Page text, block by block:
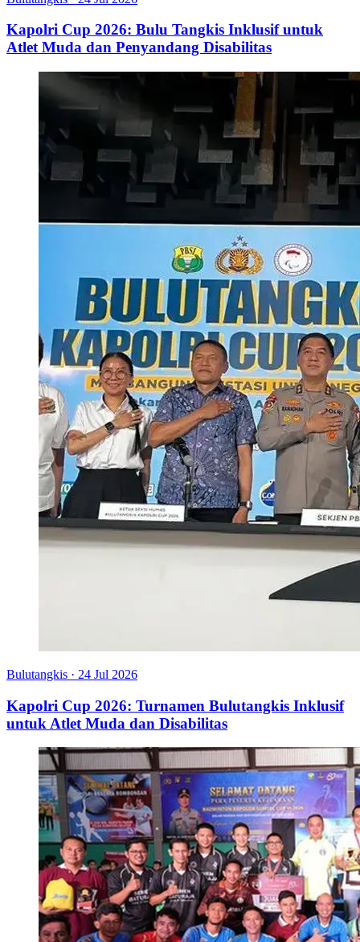
Kapolri Cup 2026: Bulu Tangkis Inklusif untuk
Atlet Muda dan Penyandang Disabilitas
Bulutangkis · 24 Jul 2026
Kapolri Cup 2026: Turnamen Bulutangkis Inklusif
untuk Atlet Muda dan Disabilitas